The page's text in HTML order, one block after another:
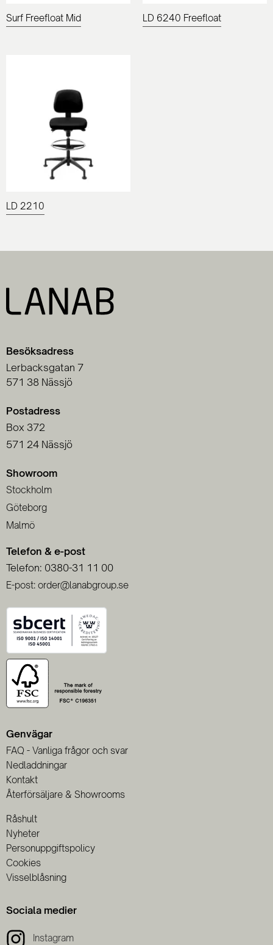
Surf Freefloat Mid LD 6240 Freefloat
LD 2210
Besöksadress
Lerbacksgatan 7
571 38 Nässjö
Postadress
Box 372
571 24 Nässjö
Showroom
Stockholm
Göteborg
Malmö
Telefon & e-post
Telefon: 0380-31 11 00
E-post: order@lanabgroup.se
Genvägar
FAQ - Vanliga frågor och svar
Nedladdningar
Kontakt
Återförsäljare & Showrooms
Råshult
Nyheter
Personuppgiftspolicy
Cookies
Visselblåsning
Sociala medier
Instagram